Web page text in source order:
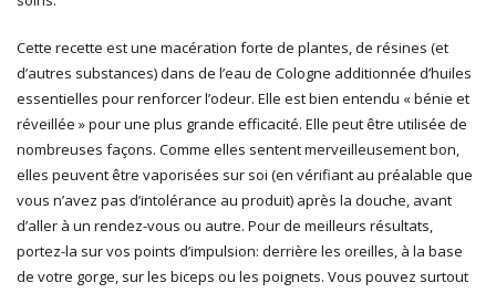
Cette recette est une macération forte de plantes, de résines (et
d’autres substances) dans de l’eau de Cologne additionnée d’huiles
essentielles pour renforcer l’odeur. Elle est bien entendu « bénie et
réveillée » pour une plus grande efficacité. Elle peut être utilisée de
nombreuses façons. Comme elles sentent merveilleusement bon,
elles peuvent être vaporisées sur soi (en vérifiant au préalable que
vous n’avez pas d’intolérance au produit) après la douche, avant
d’aller à un rendez-vous ou autre. Pour de meilleurs résultats,
portez-la sur vos points d’impulsion: derrière les oreilles, à la base
de votre gorge, sur les biceps ou les poignets. Vous pouvez surtout